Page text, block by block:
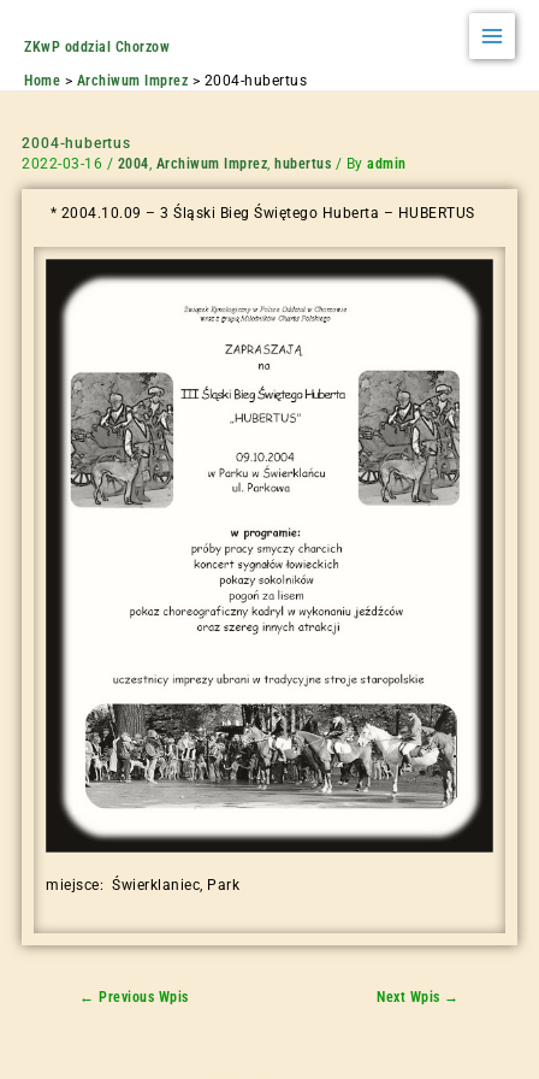
ZKwP oddzial Chorzow
Home
Archiwum Imprez 2004-hubertus
2004-hubertus
2022-03-16 / 2004, Archiwum Imprez, hubertus / Byadmin
* 2004.10.09 – 3 Śląski Bieg Świętego Huberta – HUBERTUS
miejsce: Świerklaniec, Park
← Previous Wpis Next Wpis →